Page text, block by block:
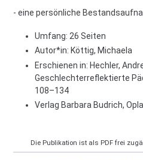
- eine persönliche
Umfang: 26 Seiten
Autor*in: Köttig, Michaela
Erschienen in: Hechler,
Geschlechterreflektierte
108–134
Verlag Barbara Budrich,
Die Publikation ist als PDF frei